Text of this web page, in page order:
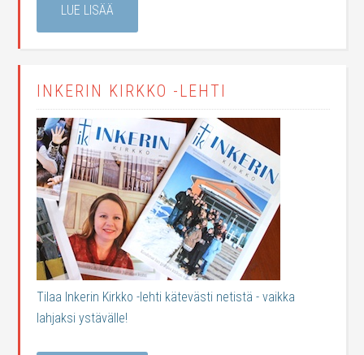
LUE LISÄÄ
INKERIN KIRKKO -LEHTI
Tilaa Inkerin Kirkko -lehti kätevästi netistä - vaikka
lahjaksi ystävälle!